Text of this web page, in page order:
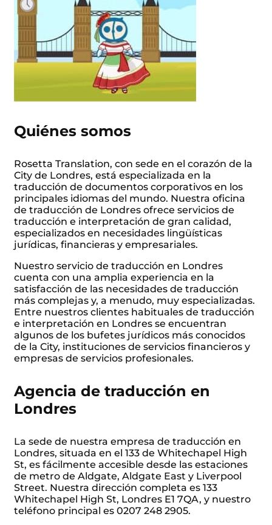
Quiénes somos
Rosetta Translation, con sede en el corazón de la
City de Londres, está especializada en la
traducción de documentos corporativos en los
principales idiomas del mundo. Nuestra oficina
de traducción de Londres ofrece servicios de
traducción e interpretación de gran calidad,
especializados en necesidades lingüísticas
jurídicas, financieras y empresariales.
Nuestro servicio de traducción en Londres
cuenta con una amplia experiencia en la
satisfacción de las necesidades de traducción
más complejas y, a menudo, muy especializadas.
Entre nuestros clientes habituales de traducción
e interpretación en Londres se encuentran
algunos de los bufetes jurídicos más conocidos
de la City, instituciones de servicios financieros y
empresas de servicios profesionales.
Agencia de traducción en
Londres
La sede de nuestra empresa de traducción en
Londres, situada en el 133 de Whitechapel High
St, es fácilmente accesible desde las estaciones
de metro de Aldgate, Aldgate East y Liverpool
Street. Nuestra dirección completa es 133
Whitechapel High St, Londres E1 7QA, y nuestro
teléfono principal es 0207 248 2905.